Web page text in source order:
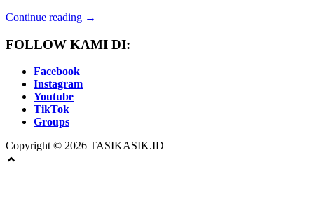
Continue reading →
FOLLOW KAMI DI:
Facebook
Instagram
Youtube
TikTok
Groups
Copyright © 2026 TASIKASIK.ID